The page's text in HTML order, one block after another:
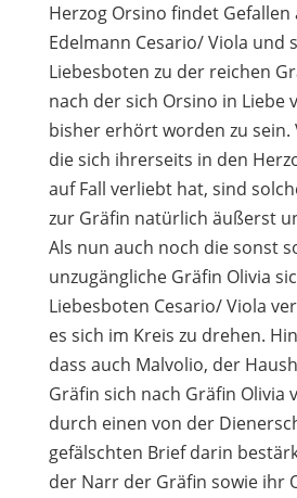
Herzog Orsino findet
Edelmann Cesario/ Viola und
Liebesboten zu der reichen
nach der sich Orsino in Liebe
bisher erhört worden zu sein.
die sich ihrerseits in den
auf Fall verliebt hat, sind
zur Gräfin natürlich äußerst
Als nun auch noch die sonst
unzugängliche Gräfin Olivia
Liebesboten Cesario/ Viola
es sich im Kreis zu drehen.
dass auch Malvolio, der
Gräfin sich nach Gräfin Olivia
durch einen von der
gefälschten Brief darin
der Narr der Gräfin sowie ihr